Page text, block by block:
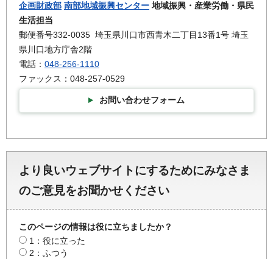
企画財政部 南部地域振興センター 地域振興・産業労働・県民
生活担当
郵便番号332-0035 埼玉県川口市西青木二丁目13番1号 埼玉
県川口地方庁舎2階
電話： 048-256-1110
ファックス：048-257-0529
お問い合わせフォーム
より良いウェブサイトにするためにみなさま
のご意見をお聞かせください
このページの情報は役に立ちましたか？
1：役に立った
2：ふつう